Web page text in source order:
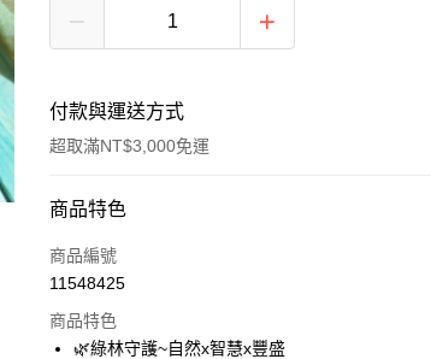
付款與運送方式
超取滿NT$3,000免運
付款方式
信用卡一次付款
LINE Pay
商品特色
商品編號
11548425
商品特色
🌿綠林守護~自然x智慧x豐盛